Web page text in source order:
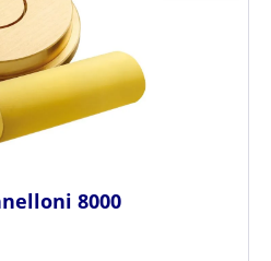
8000